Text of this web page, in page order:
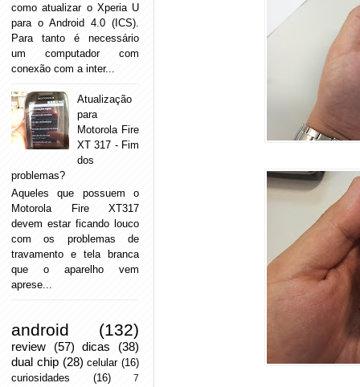
como atualizar o Xperia U
para o Android 4.0 (ICS).
Para tanto é necessário
um computador com
conexão com a inter...
Atualização
para
Motorola Fire
XT 317 - Fim
dos
problemas?
Aqueles que possuem o
Motorola Fire XT317
devem estar ficando louco
com os problemas de
travamento e tela branca
que o aparelho vem
aprese...
android (132)
review (57) dicas
(38)
dual chip (28) celular (16)
curiosidades
(16)
7